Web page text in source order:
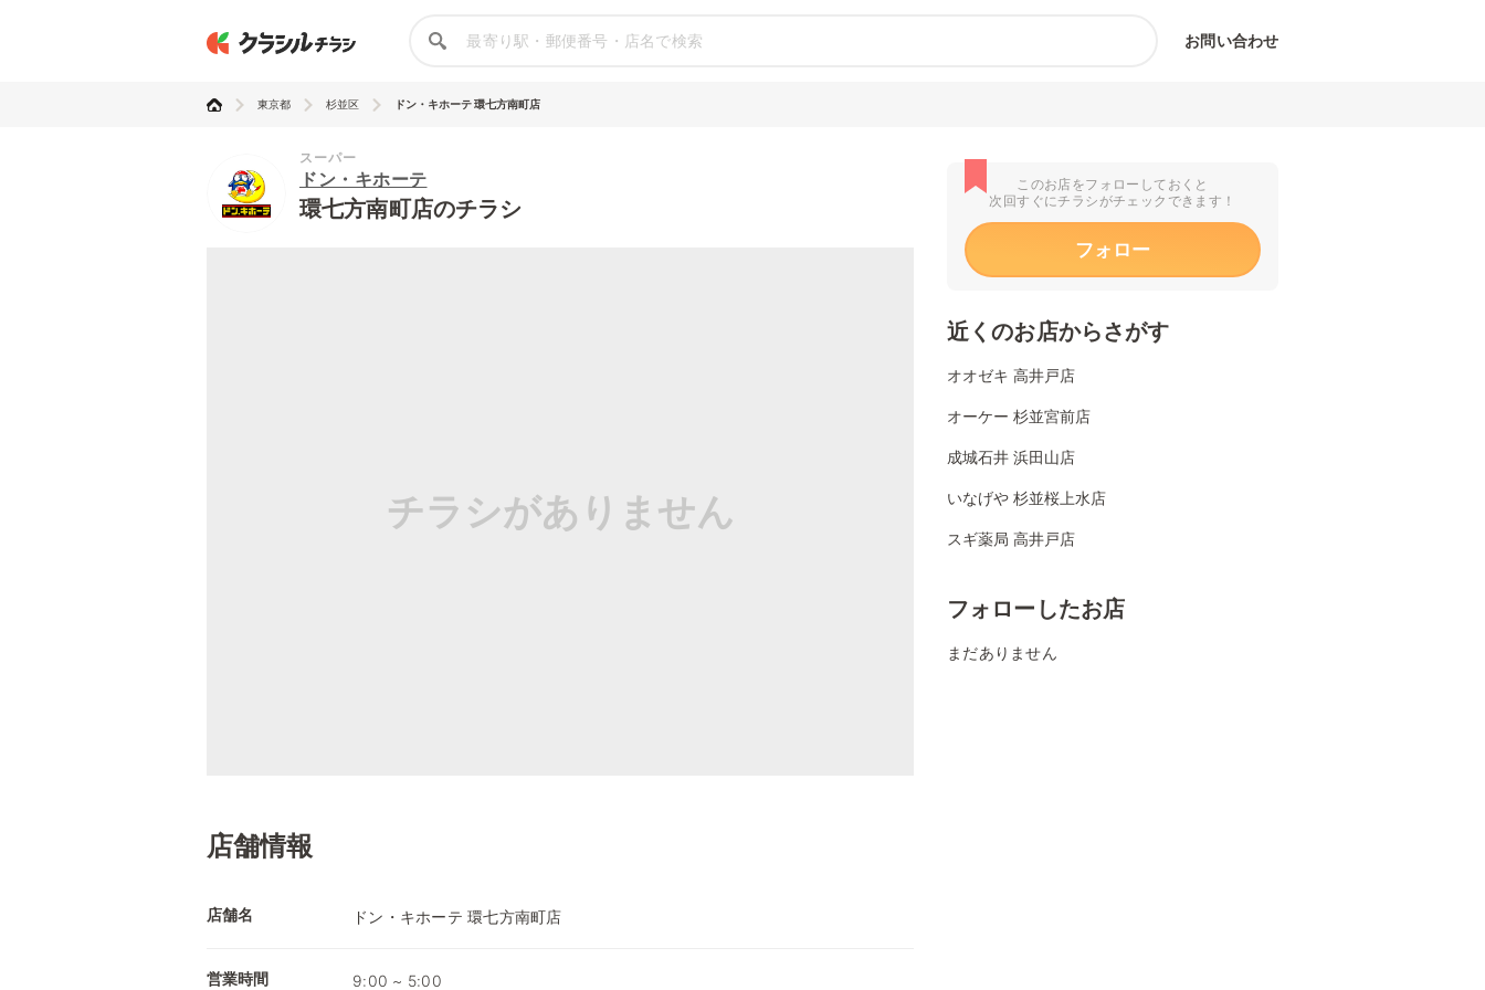
お問い合わせ
東京都 杉並区 ドン・キホーテ 環七方南町店
スーパー
ドン・キホーテ
環七方南町店のチラシ
チラシがありません
店舗情報
店舗名 ドン・キホーテ 環七方南町店
営業時間 9:00 ~ 5:00
このお店をフォローしておくと
次回すぐにチラシがチェックできます！
フォロー
近くのお店からさがす
オオゼキ 高井戸店
オーケー 杉並宮前店
成城石井 浜田山店
いなげや 杉並桜上水店
スギ薬局 高井戸店
フォローしたお店
まだありません